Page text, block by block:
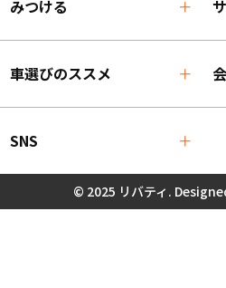
みつける
車選びのススメ
SNS
© 2025 リバティ.